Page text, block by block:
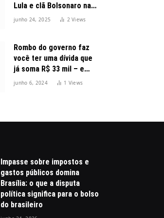
Lula e clã Bolsonaro na
disputa presidencial
junho 24, 2025 2Views
Rombo do governo faz
você ter uma dívida que
já soma R$ 33 mil – e
cresceu 300%
junho 6, 2024 1 Views
Impasse sobre impostos e
gastos públicos domina
Brasília: o que a disputa
política significa para o bolso
do brasileiro